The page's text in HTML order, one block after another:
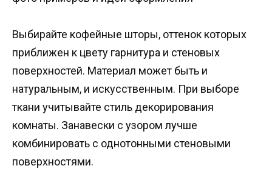
Выбирайте кофейные шторы, оттенок которых
приближен к цвету гарнитура и стеновых
поверхностей. Материал может быть и
натуральным, и искусственным. При выборе
ткани учитывайте стиль декорирования
комнаты. Занавески с узором лучше
комбинировать с однотонными стеновыми
поверхностями.